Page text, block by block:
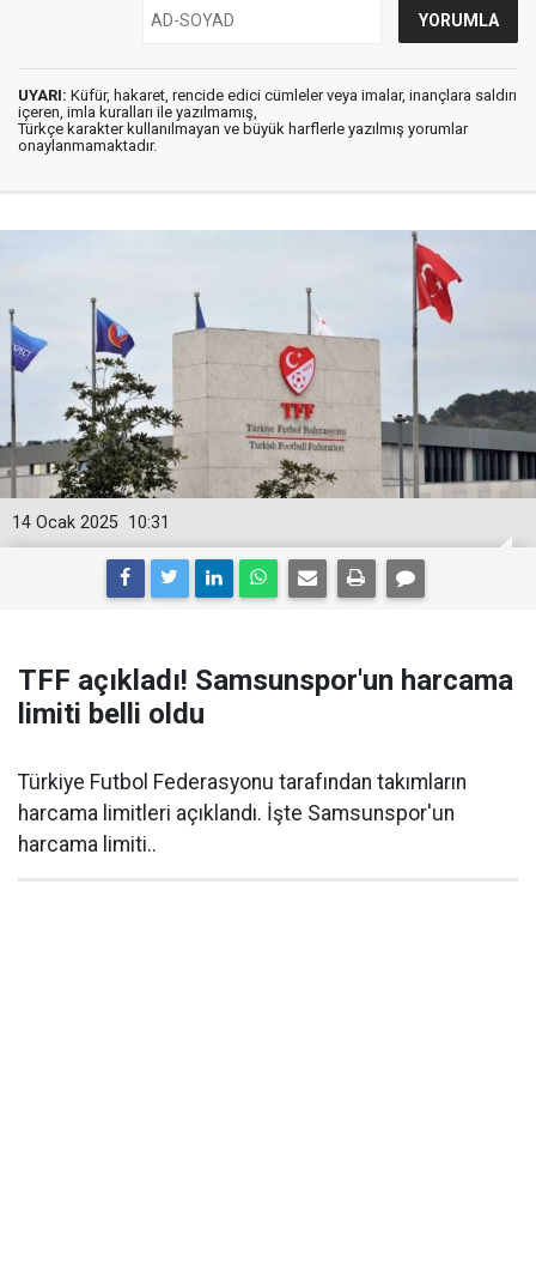
UYARI: Küfür, hakaret, rencide edici cümleler veya imalar, inançlara saldırı
içeren, imla kuralları ile yazılmamış,
Türkçe karakter kullanılmayan ve büyük harflerle yazılmış yorumlar
onaylanmamaktadır.
10:31
14 Ocak 2025
TFF açıkladı! Samsunspor'un harcama
limiti belli oldu
Türkiye Futbol Federasyonu tarafından takımların
harcama limitleri açıklandı. İşte Samsunspor'un
harcama limiti..